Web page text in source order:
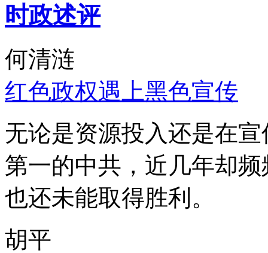
时政述评
何清涟
红色政权遇上黑色宣传
无论是资源投入还是在
第一的中共，近几年却
也还未能取得胜利。
胡平